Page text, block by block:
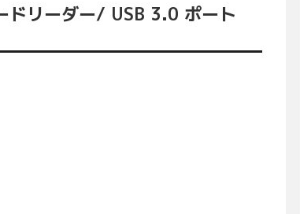
リーダー/ USB 3.0 ポート